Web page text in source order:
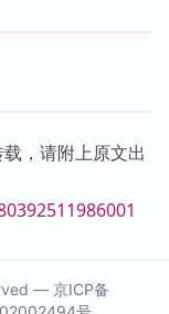
，请附上原文出
— 京ICP备